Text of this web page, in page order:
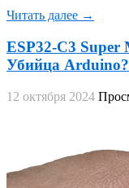
Читать далее →
ESP32-C3
Убийца Arduino?
12 октября 2024